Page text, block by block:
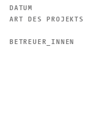
DATUM
ART DES PROJEKTS
BETREUER_INNEN